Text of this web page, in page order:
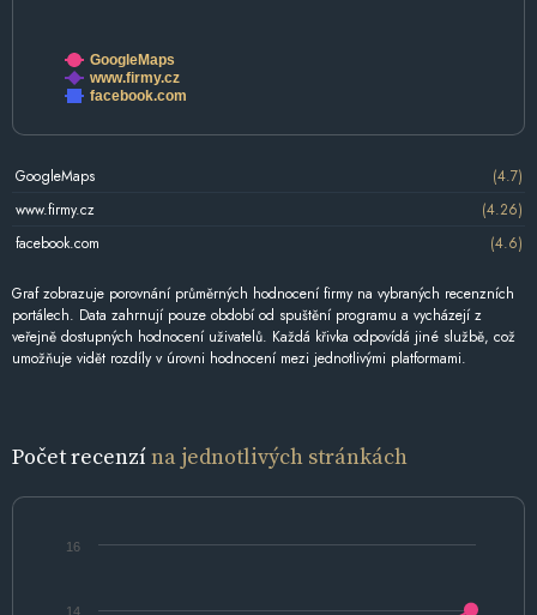
GoogleMaps
www.firmy.cz
facebook.com
GoogleMaps
(4.7)
www.firmy.cz
(4.26)
facebook.com
(4.6)
Graf zobrazuje porovnání průměrných hodnocení firmy na vybraných recenzních
portálech. Data zahrnují pouze období od spuštění programu a vycházejí z
veřejně dostupných hodnocení uživatelů. Každá křivka odpovídá jiné službě, což
umožňuje vidět rozdíly v úrovni hodnocení mezi jednotlivými platformami.
Počet recenzína jednotlivých stránkách
14
16